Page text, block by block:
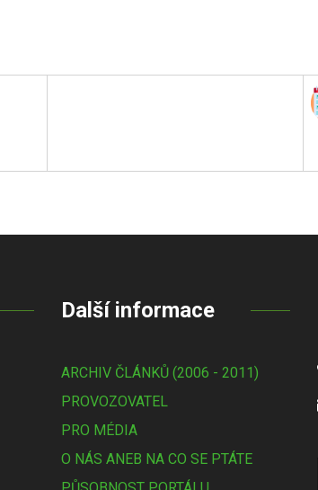
Další informace
ARCHIV ČLÁNKŮ (2006 - 2011)
PROVOZOVATEL
PRO MÉDIA
O NÁS ANEB NA CO SE PTÁTE